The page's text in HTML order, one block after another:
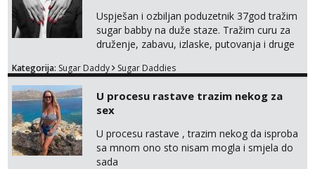
Uspješan i ozbiljan poduzetnik 37god tražim
sugar babby na duže staze. Tražim curu za
druženje, zabavu, izlaske, putovanja i druge
otvorena, komunikativna, zgodna i atraktivna
markodalic37@gmail.com
Kategorija: Sugar Daddy Sugar Daddies
U procesu rastave trazim nekog za
sex
U procesu rastave , trazim nekog da isproba
sa mnom ono sto nisam mogla i smjela do
sada